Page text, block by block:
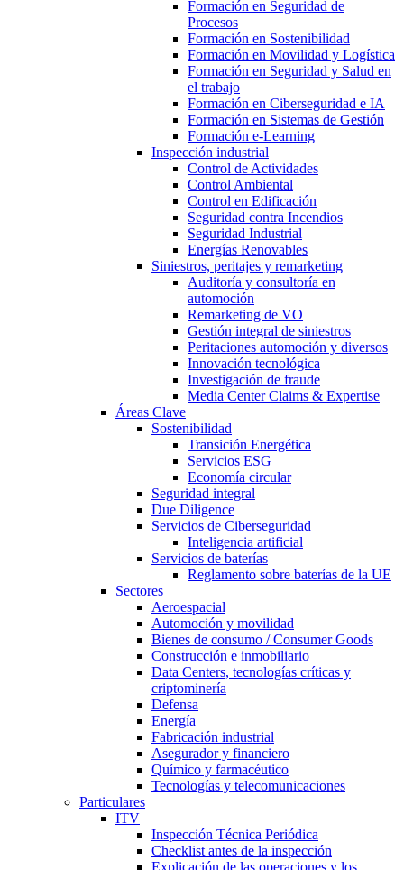
Formación en Seguridad de
Procesos
Formación en Sostenibilidad
Formación en Movilidad y Logística
Formación en Seguridad y Salud en
el trabajo
Formación en Ciberseguridad e IA
Formación en Sistemas de Gestión
Formación e-Learning
Inspección industrial
Control de Actividades
Control Ambiental
Control en Edificación
Seguridad contra Incendios
Seguridad Industrial
Energías Renovables
Siniestros, peritajes y remarketing
Auditoría y consultoría en
automoción
Remarketing de VO
Gestión integral de siniestros
Peritaciones automoción y diversos
Innovación tecnológica
Investigación de fraude
Media Center Claims & Expertise
Áreas Clave
Sostenibilidad
Transición Energética
Servicios ESG
Economía circular
Seguridad integral
Due Diligence
Servicios de Ciberseguridad
Inteligencia artificial
Servicios de baterías
Reglamento sobre baterías de la UE
Sectores
Aeroespacial
Automoción y movilidad
Bienes de consumo / Consumer Goods
Construcción e inmobiliario
Data Centers, tecnologías críticas y
criptominería
Defensa
Energía
Fabricación industrial
Asegurador y financiero
Químico y farmacéutico
Tecnologías y telecomunicaciones
Particulares
ITV
Inspección Técnica Periódica
Checklist antes de la inspección